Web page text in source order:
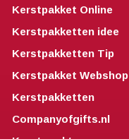
Kerstpakket Online
Kerstpakketten idee
Kerstpakketten Tip
Kerstpakket Webshop
Kerstpakketten
Companyofgifts.nl